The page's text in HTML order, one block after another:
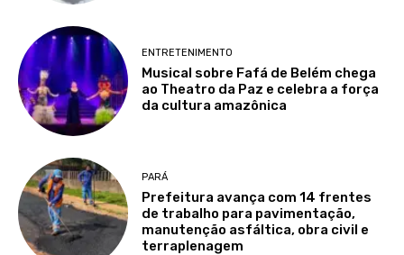
ENTRETENIMENTO
Musical sobre Fafá de Belém chega
ao Theatro da Paz e celebra a força
da cultura amazônica
PARÁ
Prefeitura avança com 14 frentes
de trabalho para pavimentação,
manutenção asfáltica, obra civil e
terraplenagem